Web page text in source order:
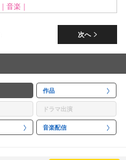
｜音楽｜
次へ
作品
ドラマ出演
音楽配信